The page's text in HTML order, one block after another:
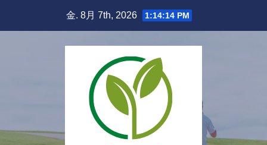
金. 8月 7th, 2026 1:14:15 PM